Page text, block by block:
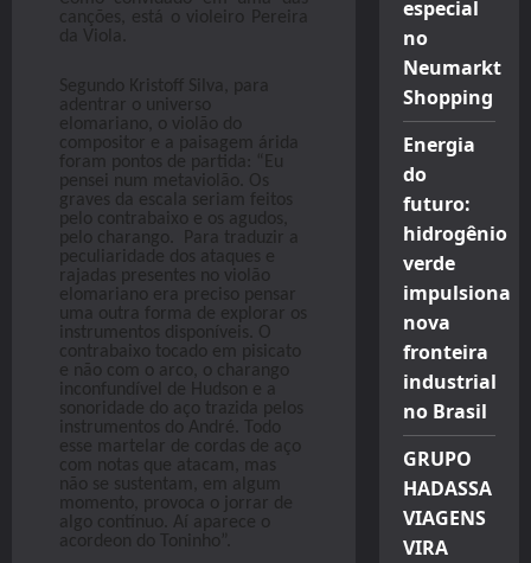
canções, está o violeiro Pereira
da Viola.
Segundo Kristoff Silva, para
adentrar o universo
elomariano, o violão do
compositor e a paisagem árida
foram pontos de partida: “Eu
pensei num metaviolão. Os
graves da escala seriam feitos
pelo contrabaixo e os agudos,
pelo charango. Para traduzir a
peculiaridade dos ataques e
rajadas presentes no violão
elomariano era preciso pensar
uma outra forma de explorar os
instrumentos disponíveis. O
contrabaixo tocado em pisicato
e não com o arco, o charango
inconfundível de Hudson e a
sonoridade do aço trazida pelos
instrumentos do André. Todo
esse martelar de cordas de aço
com notas que atacam, mas
não se sustentam, em algum
momento, provoca o jorrar de
algo contínuo. Aí aparece o
acordeon do Toninho”.
especial
no
Neumarkt
Shopping
Energia
do
futuro:
hidrogênio
verde
impulsiona
nova
fronteira
industrial
no Brasil
GRUPO
HADASSA
VIAGENS
VIRA